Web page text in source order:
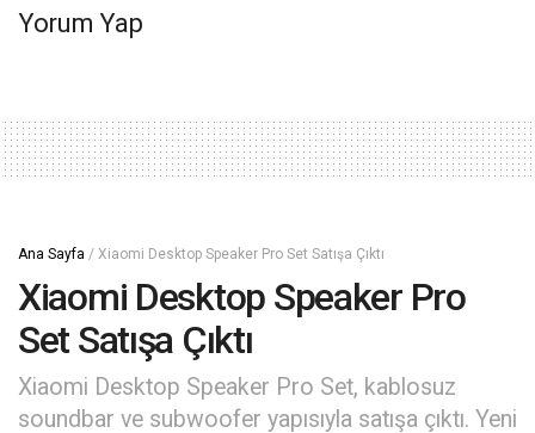
Yorum Yap
Ana Sayfa / Xiaomi Desktop Speaker Pro Set Satışa Çıktı
Xiaomi Desktop Speaker Pro
Set Satışa Çıktı
Xiaomi Desktop Speaker Pro Set, kablosuz
soundbar ve subwoofer yapısıyla satışa çıktı. Yeni